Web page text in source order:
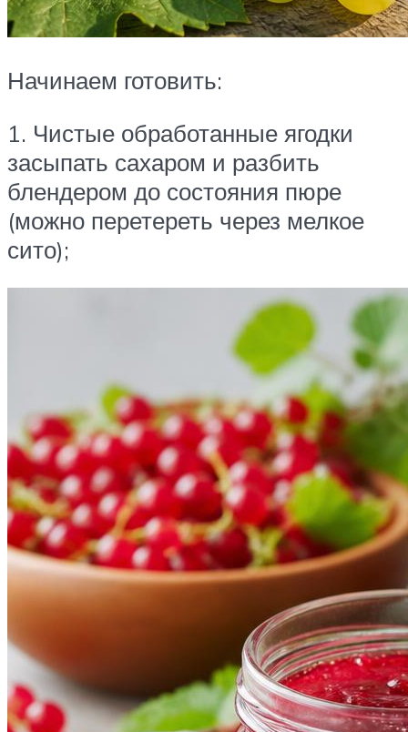
Начинаем готовить:
1. Чистые обработанные ягодки
засыпать сахаром и разбить
блендером до состояния пюре
(можно перетереть через мелкое
сито);